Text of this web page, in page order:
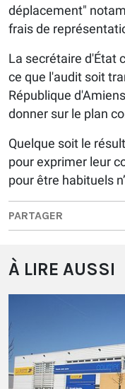
déplacement"
frais de
La secrétaire d'État
ce que l'audit soit
République
donner sur le plan
Quelque soit le
pour exprimer leur
pour être habituels
PARTAGER
À LIRE AUSSI